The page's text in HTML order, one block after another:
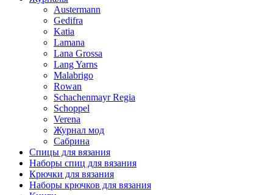
Austermann
Gedifra
Katia
Lamana
Lana Grossa
Lang Yarns
Malabrigo
Rowan
Schachenmayr Regia
Schoppel
Verena
Журнал мод
Сабрина
Спицы для вязания
Наборы спиц для вязания
Крючки для вязания
Наборы крючков для вязания